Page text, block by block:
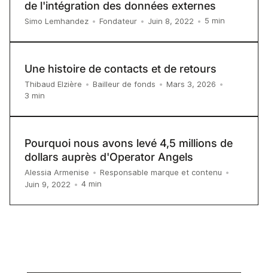
de l'intégration des données externes
Simo Lemhandez • Fondateur • Juin 8, 2022 • 5 min
Une histoire de contacts et de retours
Thibaud Elzière • Bailleur de fonds • Mars 3, 2026 •
3 min
Pourquoi nous avons levé 4,5 millions de
dollars auprès d'Operator Angels
Alessia Armenise • Responsable marque et contenu •
Juin 9, 2022 • 4 min